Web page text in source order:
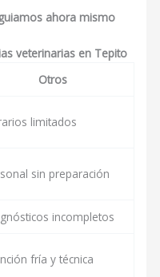
ahora mismo
veterinarias en Tepito
Otros
limitados
sin preparación
incompletos
fría y técnica